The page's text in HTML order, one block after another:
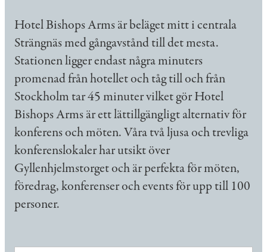
Hotel Bishops Arms är beläget mitt i centrala
Strängnäs med gångavstånd till det mesta.
Stationen ligger endast några minuters
promenad från hotellet och tåg till och från
Stockholm tar 45 minuter vilket gör Hotel
Bishops Arms är ett lättillgängligt alternativ för
konferens och möten. Våra två ljusa och trevliga
konferenslokaler har utsikt över
Gyllenhjelmstorget och är perfekta för möten,
föredrag, konferenser och events för upp till 100
personer.